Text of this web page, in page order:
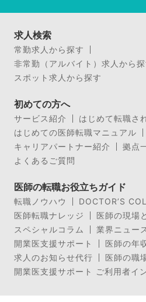
求人検索
常勤求人から探す
非常勤（アルバイト）求人から探
スポット求人から探す
初めての方へ
サービス紹介
はじめて転職さ
はじめての医師転職マニュアル
キャリアパートナー紹介
拠点
よくあるご質問
医師の転職お役立ちガイド
転職ノウハウ
DOCTOR’S
医師転職ナレッジ
医師の現場
スペシャルコラム
業界ニュー
開業医支援サポート
医師の年
求人のお知らせ代行
医師の職
開業医支援サポート ご利用者イ